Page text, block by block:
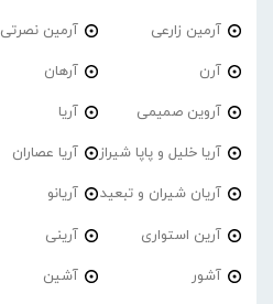
آرمین زارعی آرمین نصرتی
آرن آرهان
آروین صمیمی آریا
آریا خلیل و پاپا شیراز آریا عصاران
آریان شیران و تبعید آریانو
آرین استواری آرینی
آشور آشین